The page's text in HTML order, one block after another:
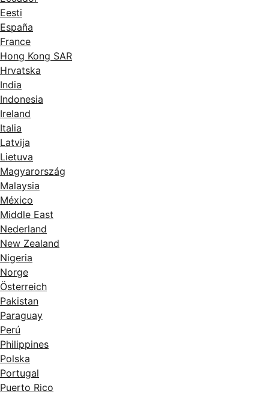
Eesti
España
France
Hong Kong SAR
Hrvatska
India
Indonesia
Ireland
Italia
Latvija
Lietuva
Magyarország
Malaysia
México
Middle East
Nederland
New Zealand
Nigeria
Norge
Österreich
Pakistan
Paraguay
Perú
Philippines
Polska
Portugal
Puerto Rico